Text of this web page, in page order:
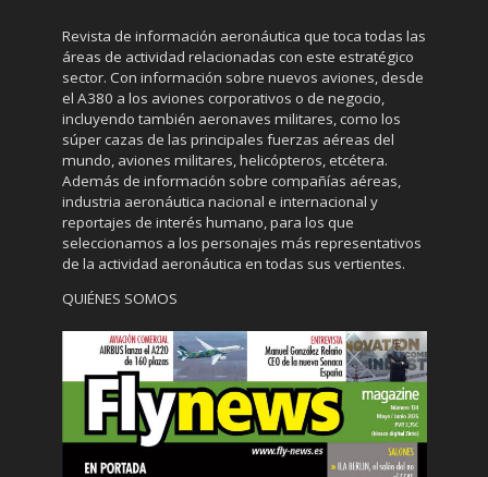
Revista de información aeronáutica que toca todas las
áreas de actividad relacionadas con este estratégico
sector. Con información sobre nuevos aviones, desde
el A380 a los aviones corporativos o de negocio,
incluyendo también aeronaves militares, como los
súper cazas de las principales fuerzas aéreas del
mundo, aviones militares, helicópteros, etcétera.
Además de información sobre compañías aéreas,
industria aeronáutica nacional e internacional y
reportajes de interés humano, para los que
seleccionamos a los personajes más representativos
de la actividad aeronáutica en todas sus vertientes.
QUIÉNES SOMOS